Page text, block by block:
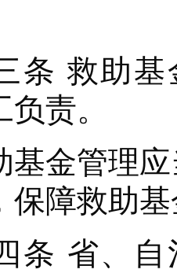
救助基
责。
管理应
保障救助
省、自